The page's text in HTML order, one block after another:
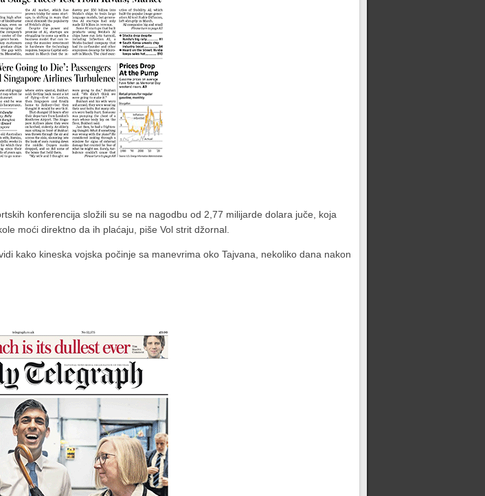
konferencija složili su se na nagodbu od 2,77 milijarde dolara juče, koja
moći direktno da ih plaćaju, piše Vol strit džornal.
kako kineska vojska počinje sa manevrima oko Tajvana, nekoliko dana nakon